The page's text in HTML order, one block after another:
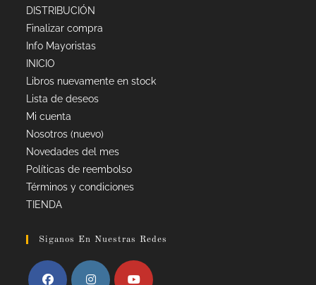
DISTRIBUCIÓN
Finalizar compra
Info Mayoristas
INICIO
Libros nuevamente en stock
Lista de deseos
Mi cuenta
Nosotros (nuevo)
Novedades del mes
Políticas de reembolso
Términos y condiciones
TIENDA
Siganos En Nuestras Redes